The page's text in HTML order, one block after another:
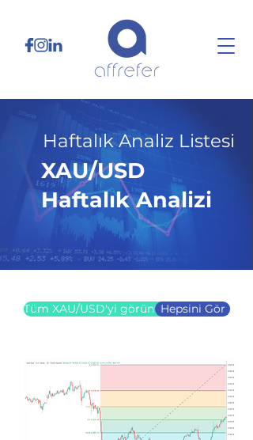
Haftalık Analiz Listesi
XAU/USD
Haftalık Analizi
29.12.25
Tüm XAU/USD'yi görüntüleHepsini Gör